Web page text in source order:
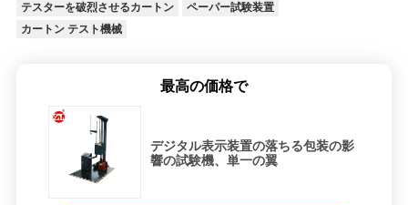
テスターを破烈させるカートン
ペーパー試験装置
カートン テスト機械
最高の価格で
デジタル表示装置の落ちる包装の影
響の試験機、単一の翼